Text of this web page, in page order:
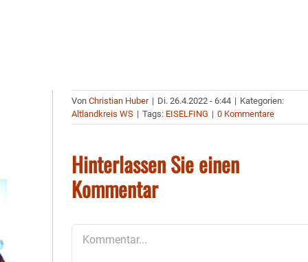
VonChristian Huber | Di. 26.4.2022 - 6:44 | Kategorien:
Altlandkreis WS | Tags: EISELFING | 0 Kommentare
Hinterlassen Sie einen
Kommentar